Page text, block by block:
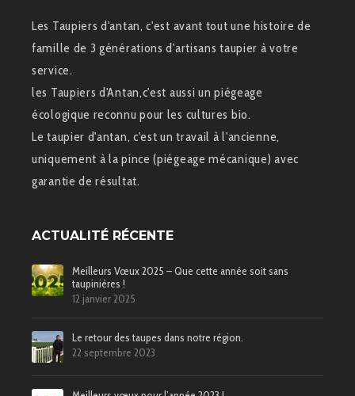
Les Taupiers d'antan, c'est avant tout une histoire de
famille de 3 générations d'artisans taupier à votre
service.
les Taupiers d'Antan,c'est aussi un piégeage
écologique reconnu pour les cultures bio.
Le taupier d'antan, c'est un travail à l'ancienne,
uniquement à la pince (piégeage mécanique) avec
garantie de résultat.
ACTUALITÉ RÉCENTE
Meilleurs Vœux 2025 – Que cette année soit sans
taupinières !
12 janvier 2025
Le retour des taupes dans notre région.
22 septembre 2023